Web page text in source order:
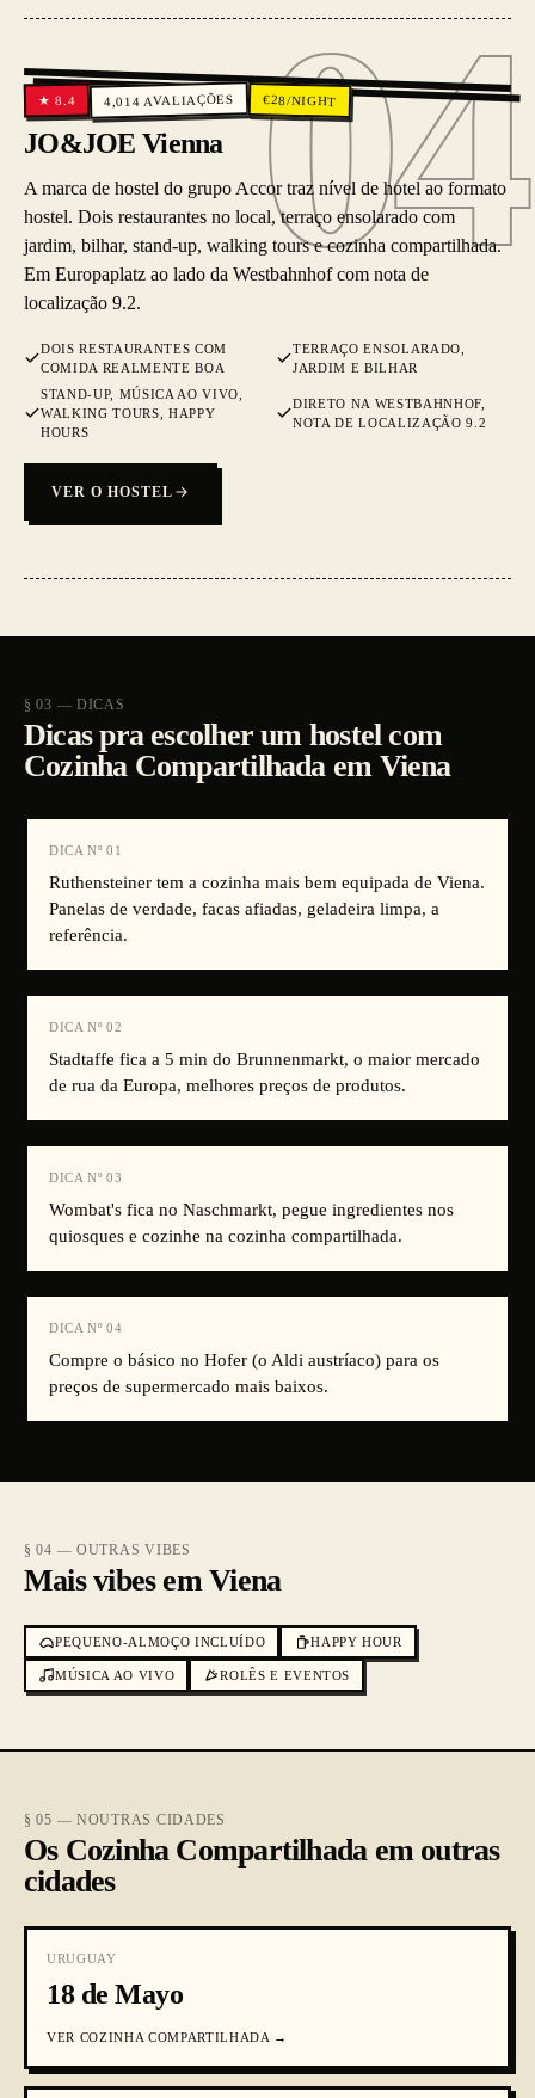
04
04
★8.4 4,014 AVALIAÇÕES €28/NIGHT
JO&JOE Vienna
A marca de hostel do grupo Accor traz nível de hotel ao formato
hostel. Dois restaurantes no local, terraço ensolarado com
jardim, bilhar, stand-up, walking tours e cozinha compartilhada.
Em Europaplatz ao lado da Westbahnhof com nota de
localização 9.2.
DOIS RESTAURANTES COM
COMIDA REALMENTE BOA
TERRAÇO ENSOLARADO,
JARDIM E BILHAR
STAND-UP, MÚSICA AO VIVO,
WALKING TOURS, HAPPY
HOURS
DIRETO NA WESTBAHNHOF,
NOTA DE LOCALIZAÇÃO 9.2
VER O HOSTEL
§ 03 — DICAS
Dicas pra escolher um hostel com
Cozinha Compartilhada em Viena
DICA Nº 01
Ruthensteiner tem a cozinha mais bem equipada de Viena.
Panelas de verdade, facas afiadas, geladeira limpa, a
referência.
DICA Nº 02
Stadtaffe fica a 5 min do Brunnenmarkt, o maior mercado
de rua da Europa, melhores preços de produtos.
DICA Nº 03
Wombat's fica no Naschmarkt, pegue ingredientes nos
quiosques e cozinhe na cozinha compartilhada.
DICA Nº 04
Compre o básico no Hofer (o Aldi austríaco) para os
preços de supermercado mais baixos.
§ 04 — OUTRAS VIBES
Mais vibes em Viena
PEQUENO-ALMOÇO INCLUÍDO HAPPY HOUR
MÚSICA AO VIVO ROLÊS E EVENTOS
§ 05 — NOUTRAS CIDADES
Os Cozinha Compartilhada em outras
cidades
URUGUAY
18 de Mayo
VER COZINHA COMPARTILHADA →